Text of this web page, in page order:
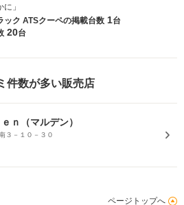
」
ック ATSクーペの掲載台数 1台
20台
件数が多い販売店
ｎ（マルデン）
３－１０－３０
ページトップへ